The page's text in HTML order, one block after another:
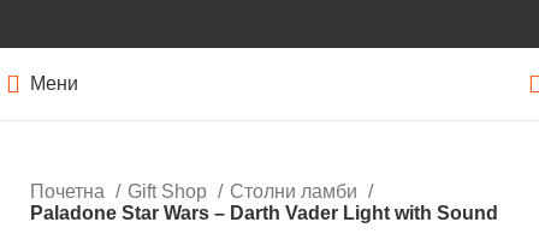
Мени
Почетна Gift Shop
Столни ламби
Paladone Star Wars – Darth Vader Light with Sound